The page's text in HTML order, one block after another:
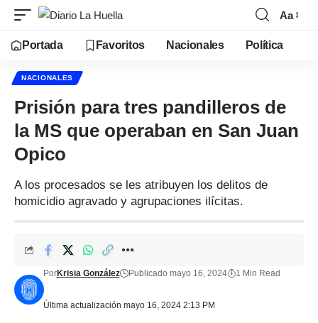
Aa
Portada Favoritos Nacionales Política
NACIONALES
Prisión para tres pandilleros de
la MS que operaban en San Juan
Opico
A los procesados se les atribuyen los delitos de
homicidio agravado y agrupaciones ilícitas.
Última actualización mayo 16, 2024 2:13 PM
PorKrisia González Publicado mayo 16, 2024 1 Min Read